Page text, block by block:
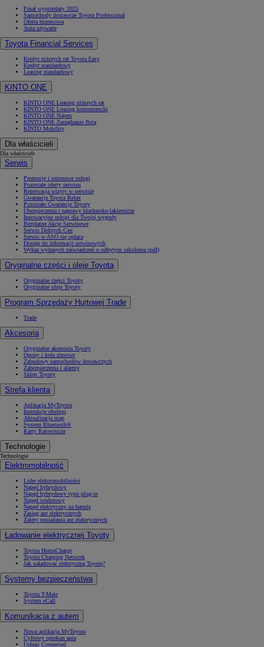
Finał wyprzedaży 2025
Samochody dostawcze Toyota Professional
Oferta biznesowa
Auta używane
Toyota Financial Services
Kredyt niższych rat Toyota Easy
Kredyt standardowy
Leasing standardowy
KINTO ONE
KINTO ONE Leasing niższych rat
KINTO ONE Leasing konsumencki
KINTO ONE Najem
KINTO ONE Zarządzanie flotą
KINTO Mobility
Dla właścicieli
Dla właścicieli
Serwis
Promocje i sezonowe usługi
Pozostałe oferty serwisu
Rezerwacja wizyty w serwisie
Gwarancja Toyota Relax
Pozostałe Gwarancje Toyoty
Ubezpieczenia i naprawy blacharsko-lakiernicze
Innowacyjne usługi dla Twojej wygody
Bezpłatne Akcje Serwisowe
Serwis Dobrych Cen
Serwis w ASO się opłaca
Dostęp do informacji serwisowych
Wykaz wydanych zaświadczeń o odbytym szkoleniu (pdf)
Oryginalne części i oleje Toyota
Oryginalne części Toyoty
Oryginalne oleje Toyoty
Program Sprzedaży Hurtowej Trade
Trade
Akcesoria
Oryginalne akcesoria Toyoty
Opony i koła zimowe
Zabudowy samochodów dostawczych
Zabezpieczenia i alarmy
Sklep Toyoty
Strefa klienta
Aplikacja MyToyota
Instrukcje obsługi
Aktualizacja map
System Bluetooth®
Karty Ratownicze
Technologie
Technologie
Elektromobilność
Lider elektromobilności
Napęd hybrydowy
Napęd hybrydowy typu plug-in
Napęd wodorowy
Napęd elektryczny na baterię
Zasięg aut elektrycznych
Zalety posiadania aut elektrycznych
Ładowanie elektrycznej Toyoty
Toyota HomeCharge
Toyota Charging Network
Jak naładować elektryczną Toyotę?
Systemy bezpieczeństwa
Toyota T-Mate
System eCall
Komunikacja z autem
Nowa aplikacja MyToyota
Cyfrowy opiekun auta
Usługi Connected